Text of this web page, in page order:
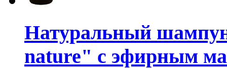
Натуральный
nature" с эфирным